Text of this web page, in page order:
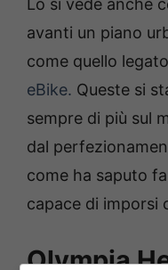
Lo si vede anche
avanti un piano
come quello
eBike. Queste si
sempre di più sul
dal
come ha saputo
capace di imporsi
Olympia